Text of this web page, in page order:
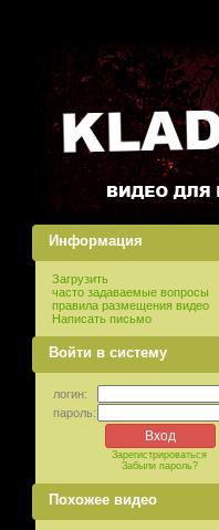
Информация
Загрузить
часто задаваемые вопросы
правила размещения видео
Написать письмо
Войти в систему
логин:
пароль:
Зарегистрироваться
Забыли пароль?
Похожее видео